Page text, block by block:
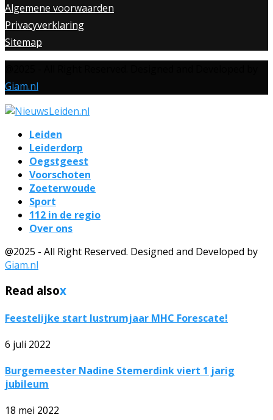
Algemene voorwaarden
Privacyverklaring
Sitemap
Giam.nl
Leiden
Leiderdorp
Oegstgeest
Voorschoten
Zoeterwoude
Sport
112 in de regio
Over ons
@2025 - All Right Reserved. Designed and Developed by
Giam.nl
Read alsox
Feestelijke start lustrumjaar MHC Forescate!
6 juli 2022
Burgemeester Nadine Stemerdink viert 1 jarig
jubileum
18 mei 2022